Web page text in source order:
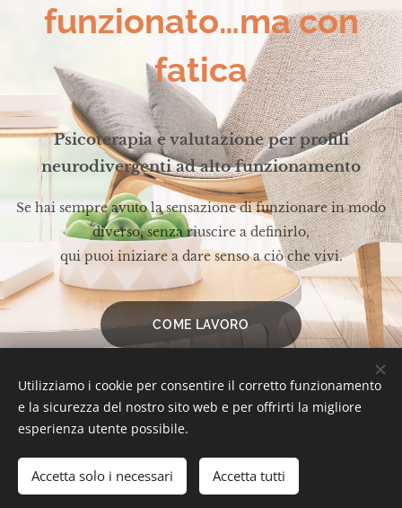
funzionato…ma con
fatica
Psicoterapia e valutazione per profili
neurodivergenti ad alto funzionamento
Se hai sempre avuto la sensazione di funzionare in modo
diverso, senza riuscire a definirlo,
qui puoi iniziare a dare senso a ciò che vivi.
COME LAVORO
Dott.ssa Sonia Mancini Psicologa Psicoterapeuta iscritta
all'Ordinedegli Psicologi della Toscana n. 10171 e P.I.
01716460470
Creato con Webnode Cookies
Utilizziamo i cookie per consentire il corretto funzionamento
e la sicurezza del nostro sito web e per offrirti la migliore
esperienza utente possibile.
Accetta solo i necessari Accetta tutti